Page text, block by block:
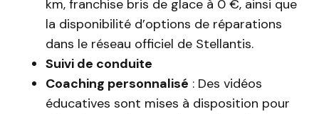
km, franchise bris de glace à 0 €, ainsi que
la disponibilité d’options de réparations
dans le réseau officiel de Stellantis.
Suivi de conduite
Coaching personnalisé : Des vidéos
éducatives sont mises à disposition pour